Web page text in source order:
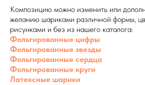
Композицию можно изменить или
желанию шариками различной формы,
рисунками и без из нашего каталога:
Фольгированные цифры
Фольгированные звезды
Фольгированные сердца
Фольгированные круги
Латексные шарики